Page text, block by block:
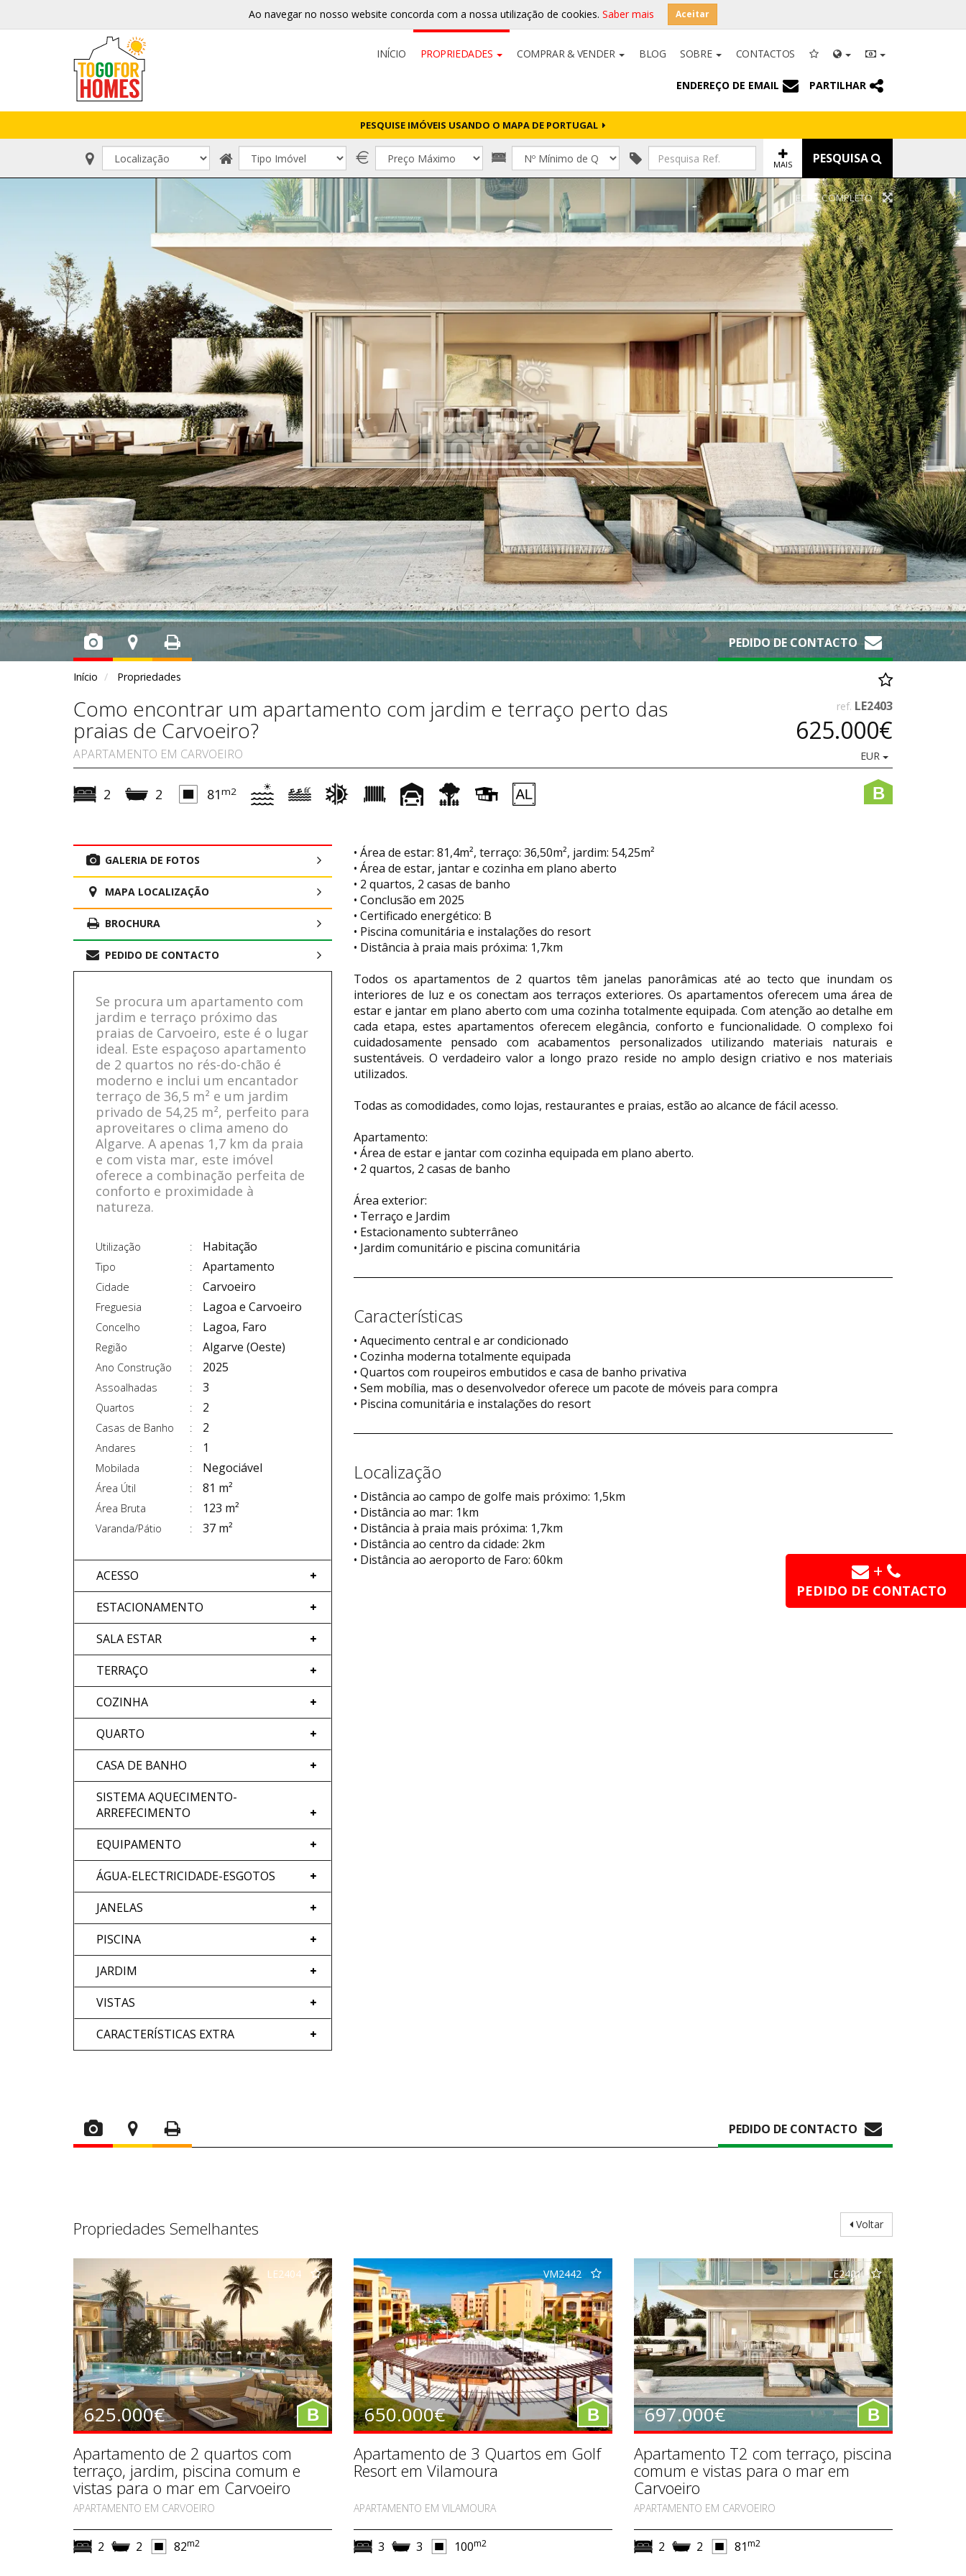
Ao navegar no nosso website concorda com a nossa utilização de cookies. Saber mais Aceitar
INÍCIO PROPRIEDADES COMPRAR & VENDER BLOG SOBRE CONTACTOS
ENDEREÇO DE EMAIL PARTILHAR
PESQUISE IMÓVEIS USANDO O MAPA DE PORTUGAL
MAIS PESQUISA
ECRÃ COMPLETO
PEDIDO DE CONTACTO
Início Propriedades
Como encontrar um apartamento com jardim e terraço perto das
praias de Carvoeiro?
APARTAMENTO EM CARVOEIRO
ref. LE2403
625.000€
EUR
B
2 2 81m2
GALERIA DE FOTOS
MAPA LOCALIZAÇÃO
BROCHURA
PEDIDO DE CONTACTO
Se procura um apartamento com
jardim e terraço próximo das
praias de Carvoeiro, este é o lugar
ideal. Este espaçoso apartamento
de 2 quartos no rés-do-chão é
moderno e inclui um encantador
terraço de 36,5 m² e um jardim
privado de 54,25 m², perfeito para
aproveitares o clima ameno do
Algarve. A apenas 1,7 km da praia
e com vista mar, este imóvel
oferece a combinação perfeita de
conforto e proximidade à
natureza.
Utilização Habitação
Tipo Apartamento
Cidade Carvoeiro
Freguesia Lagoa e Carvoeiro
Concelho Lagoa, Faro
Região Algarve (Oeste)
Ano Construção 2025
Assoalhadas 3
Quartos 2
Casas de Banho 2
Andares 1
Mobilada Negociável
Área Útil 81 m²
Área Bruta 123 m²
Varanda/Pátio 37 m²
ACESSO
ESTACIONAMENTO
SALA ESTAR
TERRAÇO
COZINHA
QUARTO
CASA DE BANHO
SISTEMA AQUECIMENTO-
ARREFECIMENTO
EQUIPAMENTO
ÁGUA-ELECTRICIDADE-ESGOTOS
JANELAS
PISCINA
JARDIM
VISTAS
CARACTERÍSTICAS EXTRA
• Área de estar: 81,4m², terraço: 36,50m², jardim: 54,25m²
• Área de estar, jantar e cozinha em plano aberto
• 2 quartos, 2 casas de banho
• Conclusão em 2025
• Certificado energético: B
• Piscina comunitária e instalações do resort
• Distância à praia mais próxima: 1,7km
Todos os apartamentos de 2 quartos têm janelas panorâmicas até ao tecto que inundam os
interiores de luz e os conectam aos terraços exteriores. Os apartamentos oferecem uma área de
estar e jantar em plano aberto com uma cozinha totalmente equipada. Com atenção ao detalhe em
cada etapa, estes apartamentos oferecem elegância, conforto e funcionalidade. O complexo foi
cuidadosamente pensado com acabamentos personalizados utilizando materiais naturais e
sustentáveis. O verdadeiro valor a longo prazo reside no amplo design criativo e nos materiais
utilizados.
Todas as comodidades, como lojas, restaurantes e praias, estão ao alcance de fácil acesso.
Apartamento:
• Área de estar e jantar com cozinha equipada em plano aberto.
• 2 quartos, 2 casas de banho
Área exterior:
• Terraço e Jardim
• Estacionamento subterrâneo
• Jardim comunitário e piscina comunitária
Características
• Aquecimento central e ar condicionado
• Cozinha moderna totalmente equipada
• Quartos com roupeiros embutidos e casa de banho privativa
• Sem mobília, mas o desenvolvedor oferece um pacote de móveis para compra
• Piscina comunitária e instalações do resort
Localização
• Distância ao campo de golfe mais próximo: 1,5km
• Distância ao mar: 1km
• Distância à praia mais próxima: 1,7km
• Distância ao centro da cidade: 2km
• Distância ao aeroporto de Faro: 60km
PEDIDO DE CONTACTO
Voltar
Propriedades Semelhantes
LE2404
625.000€ B
Apartamento de 2 quartos com
terraço, jardim, piscina comum e
vistas para o mar em Carvoeiro
APARTAMENTO EM CARVOEIRO
2 2 82m2
VM2442
650.000€ B
Apartamento de 3 Quartos em Golf
Resort em Vilamoura
APARTAMENTO EM VILAMOURA
3 3 100m2
LE2401
697.000€ B
Apartamento T2 com terraço, piscina
comum e vistas para o mar em
Carvoeiro
APARTAMENTO EM CARVOEIRO
2 2 81m2
PEDIDO DE CONTACTO
+